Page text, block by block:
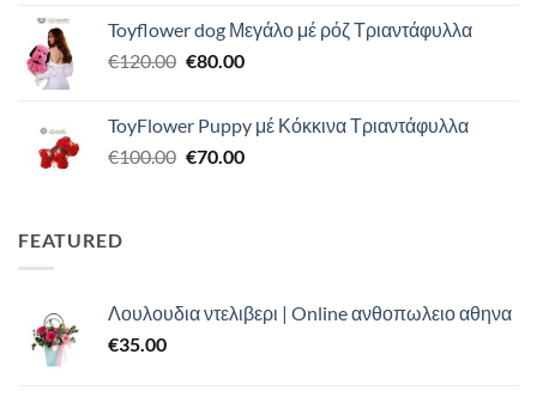
was:
€120.00.
τιμή
Toyflower dog Μεγάλο μέ ρόζ Τριαντάφυλλα
€120.00 Original
€120.00.
€80.00Η
είναι:
€80.00.
ToyFlower Puppy μέ Κόκκινα Τριαντάφυλλα
€100.00 Original
€70.00Η
FEATURED
Λουλουδια ντελιβερι | Online ανθοπωλειο αθηνα
€35.00